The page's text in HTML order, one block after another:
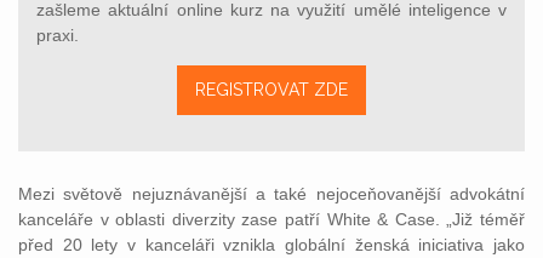
zašleme aktuální online kurz na využití umělé inteligence v
praxi.
REGISTROVAT ZDE
Mezi světově nejuznávanější a také nejoceňovanější advokátní
kanceláře v oblasti diverzity zase patří White & Case. „Již téměř
před 20 lety v kanceláři vznikla globální ženská iniciativa jako